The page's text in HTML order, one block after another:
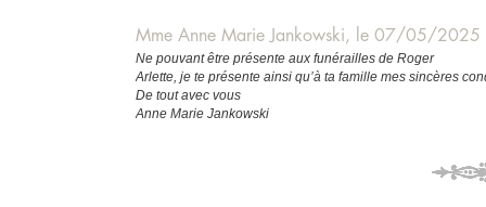
Mme Anne Marie Jankowski, le 07/05/2025
Ne pouvant être présente aux funérailles de Roger
Arlette, je te présente ainsi qu’à ta famille mes sincères
De tout avec vous
Anne Marie Jankowski